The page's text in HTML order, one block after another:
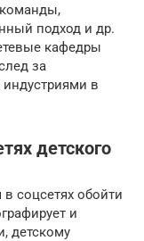
подход и др.
кафедры
за
в
детского
соцсетях обойти
и
детскому